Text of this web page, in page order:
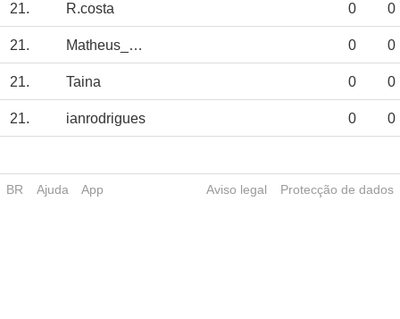
21. R.costa 0 0
21. Matheus_Porks 0 0
21. Taina 0 0
21. ianrodrigues 0 0
BR Ajuda App Aviso legal Protecção de dados